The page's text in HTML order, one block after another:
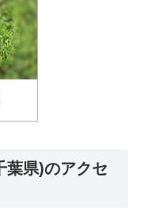
葉県)のアクセ